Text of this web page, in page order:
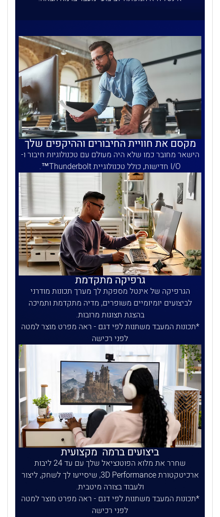
מקסם את חוויית החיבורים וההיקפים שלך
הישאר מחובר כמו שלא היה מעולם עם טכנולוגיות חיבור ו-
I/O חדישות, כולל טכנולוגיית Thunderbolt™.
גרפיקה מתקדמת
הגרפיקה של אינטל מספקת לך מערך תכונות מודרני
לביצועים יומיומיים משופרים, מדיה מתקדמת ותמיכה
בהצגת תצוגות מרובות.
תכונות המעבד משתנות לפי דגם - ראה מפרט מוצר למטה
לפני רכישה
ביצועים ברמה מקצועית
שחרר את מלוא הפוטנציאל שלך עם עד 24 ליבות
ארכיטקטורת 3D Performance, שיסייעו לך לשחק, ליצור
ולעבוד בצורה מיטבית.
תכונות המעבד משתנות לפי דגם - ראה מפרט מוצר למטה
לפני רכישה